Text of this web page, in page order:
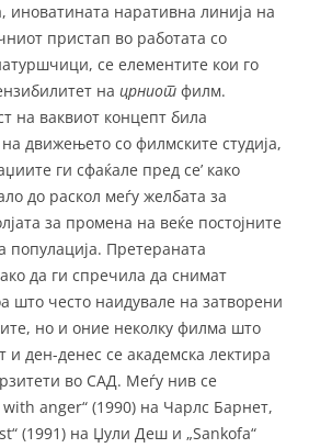
иноватината наративна линија на
пристап во работата со
се елементите кои го
на црниот филм.
на ваквиот концепт била
движењето со филмските студија,
ги сфаќале пред се’ како
до раскол меѓу желбата за
за промена на веќе постојните
популација. Претераната
да ги спречила да снимат
што често наидувале на затворени
но и оние неколку филма што
и ден-денес се академска лектира
во САД. Меѓу нив се
with anger“ (1990) на Чарлс Барнет,
(1991) на Џули Деш и „Sankofa“